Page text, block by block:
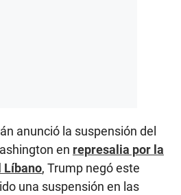
anunció la suspensión del
en represalia por la
Líbano, Trump negó este
una suspensión en las